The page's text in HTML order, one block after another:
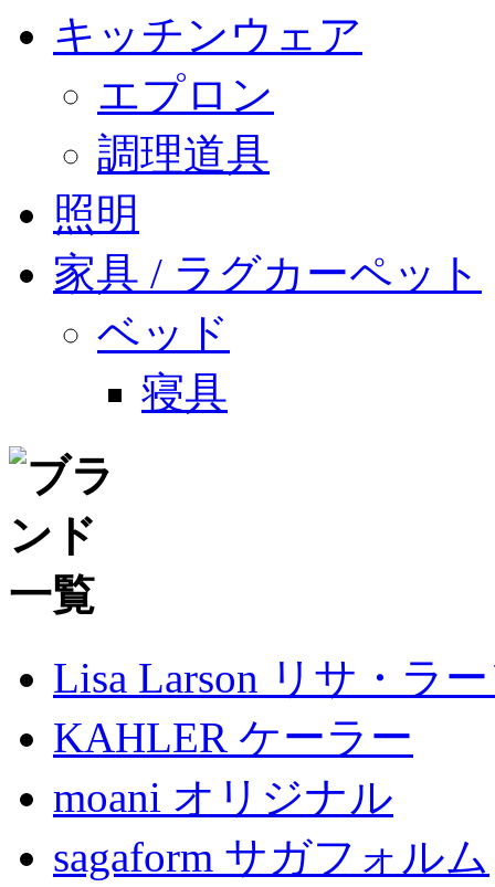
キッチンウェア
エプロン
調理道具
照明
家具 / ラグカーペット
ベッド
寝具
Lisa Larson リサ・ラ
KAHLER ケーラー
moani オリジナル
sagaform サガフォルム